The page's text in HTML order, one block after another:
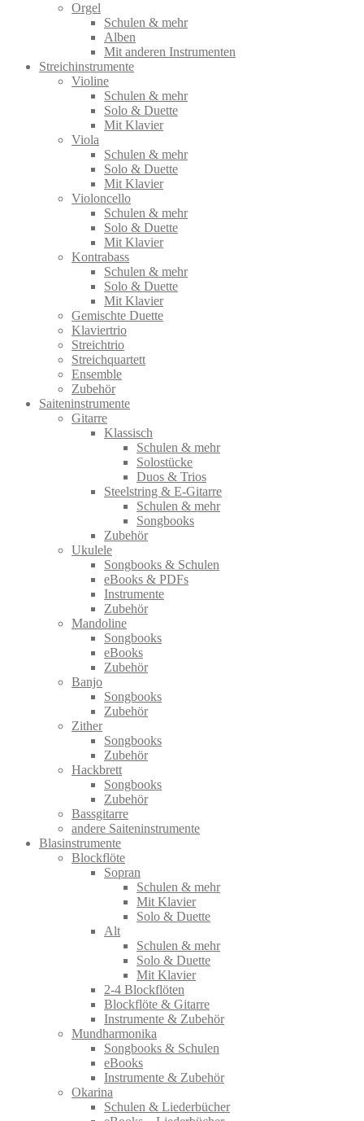
Orgel
Schulen & mehr
Alben
Mit anderen Instrumenten
Streichinstrumente
Violine
Schulen & mehr
Solo & Duette
Mit Klavier
Viola
Schulen & mehr
Solo & Duette
Mit Klavier
Violoncello
Schulen & mehr
Solo & Duette
Mit Klavier
Kontrabass
Schulen & mehr
Solo & Duette
Mit Klavier
Gemischte Duette
Klaviertrio
Streichtrio
Streichquartett
Ensemble
Zubehör
Saiteninstrumente
Gitarre
Klassisch
Schulen & mehr
Solostücke
Duos & Trios
Steelstring & E-Gitarre
Schulen & mehr
Songbooks
Zubehör
Ukulele
Songbooks & Schulen
eBooks & PDFs
Instrumente
Zubehör
Mandoline
Songbooks
eBooks
Zubehör
Banjo
Songbooks
Zubehör
Zither
Songbooks
Zubehör
Hackbrett
Songbooks
Zubehör
Bassgitarre
andere Saiteninstrumente
Blasinstrumente
Blockflöte
Sopran
Schulen & mehr
Mit Klavier
Solo & Duette
Alt
Schulen & mehr
Solo & Duette
Mit Klavier
2-4 Blockflöten
Blockflöte & Gitarre
Instrumente & Zubehör
Mundharmonika
Songbooks & Schulen
eBooks
Instrumente & Zubehör
Okarina
Schulen & Liederbücher